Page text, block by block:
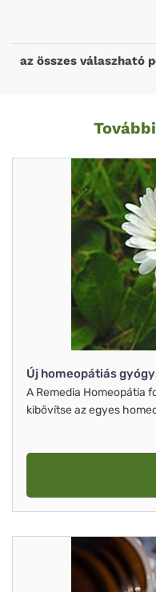
az összes válaszható
Új homeopátiás
A Remedia Homeopátia
kibővítse az egyes